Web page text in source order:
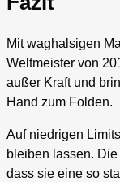
Mit waghalsigen
Weltmeister von
außer Kraft und
Hand zum Folden.
Auf niedrigen
bleiben lassen.
dass sie eine so